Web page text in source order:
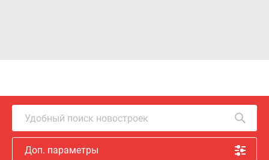
Удобный поиск новостроек
Доп. параметры